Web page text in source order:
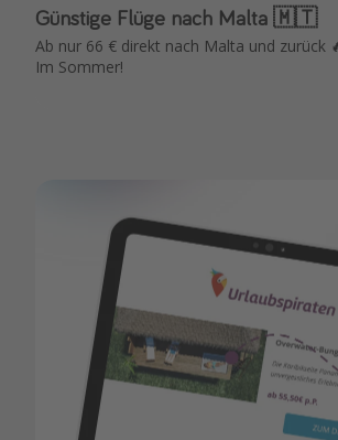
Günstige Flüge nach Malta 🇲🇹
Ab nur 66 € direkt nach Malta und zurück 🔥
Im Sommer!